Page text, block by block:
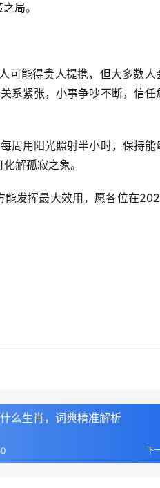
局。
可能得贵人提携，但大多数人
系紧张，小事争吵不断，信任
周用阳光照射半小时，保持能
解孤寂之象。
能发挥最大效用，愿各位在
么生肖，词典精准解析
下